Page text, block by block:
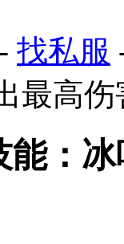
- 找私服
最高伤
能：